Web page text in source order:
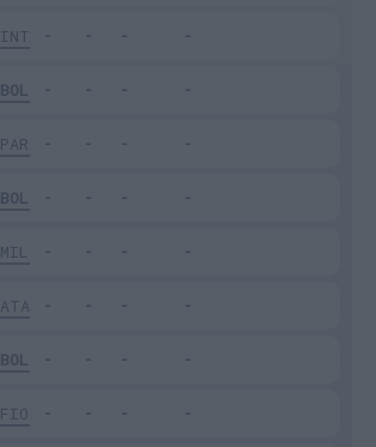
INT
BOL
PAR
BOL
MIL
ATA
BOL
FIO